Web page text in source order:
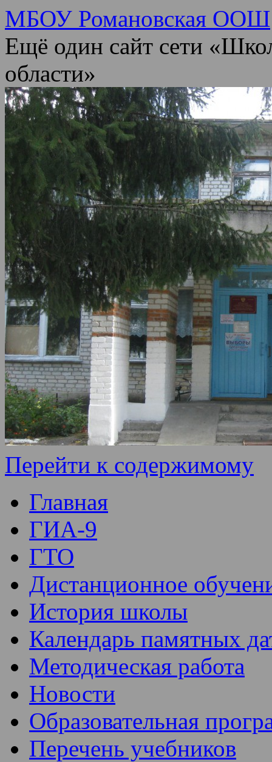
МБОУ Романовская ООШ
Ещё один сайт сети
области»
Перейти к содержимому
Главная
ГИА-9
ГТО
Дистанционное
История школы
Календарь памятных
Методическая работа
Новости
Образовательная
Перечень учебников